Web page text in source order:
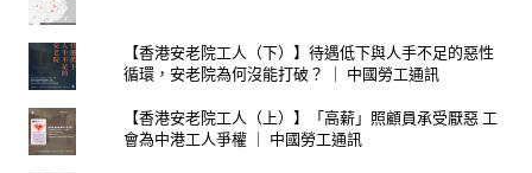
【香港安老院工人（下）】待遇低下與人手不足的惡性
循環，安老院為何沒能打破？ ｜ 中國勞工通訊
【香港安老院工人（上）】「高薪」照顧員承受厭惡 工
會為中港工人爭權 ｜ 中國勞工通訊